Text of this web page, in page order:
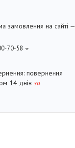
замовлення на сайті —
70-58
повернення
14 днів за